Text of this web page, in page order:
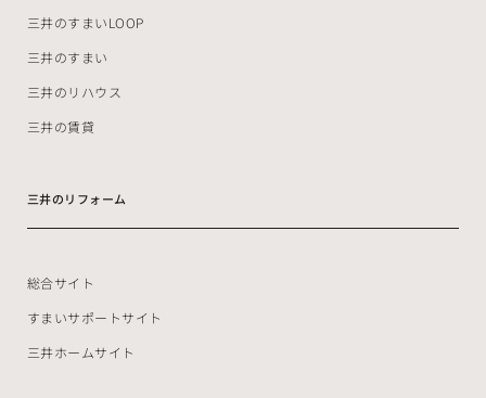
三井のすまいLOOP
三井のすまい
三井のリハウス
三井の賃貸
三井のリフォーム
総合サイト
すまいサポートサイト
三井ホームサイト